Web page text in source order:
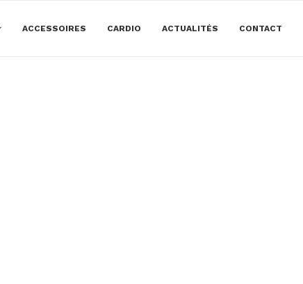
ACCESSOIRES CARDIO ACTUALITÉS CONTACT